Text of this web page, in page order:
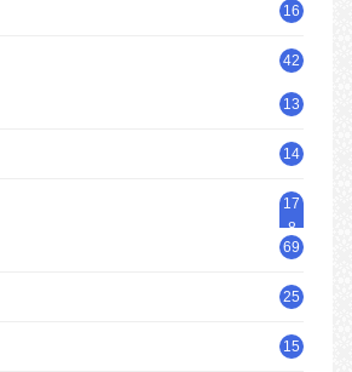
16
42
13
14
17
8
69
25
15